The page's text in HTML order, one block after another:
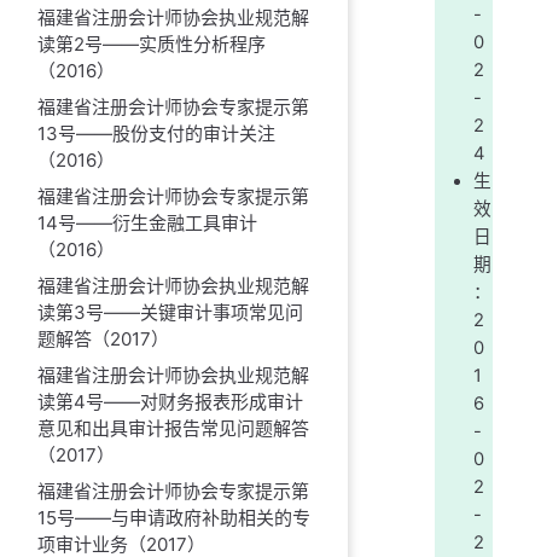
福建省注册会计师协会执业规范解
读第2号——实质性分析程序
（2016）
福建省注册会计师协会专家提示第
13号——股份支付的审计关注
（2016）
福建省注册会计师协会专家提示第
14号——衍生金融工具审计
（2016）
福建省注册会计师协会执业规范解
读第3号——关键审计事项常见问
题解答（2017）
福建省注册会计师协会执业规范解
读第4号——对财务报表形成审计
意见和出具审计报告常见问题解答
（2017）
福建省注册会计师协会专家提示第
15号——与申请政府补助相关的专
项审计业务（2017）
-
0
2
-
2
4
生
效
日
期
：
2
0
1
6
-
0
2
-
2